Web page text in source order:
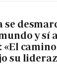
y sí
camino
su